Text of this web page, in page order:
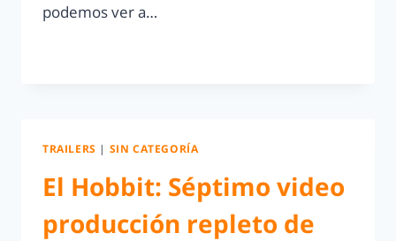
podemos ver a…
TRAILERS | SIN CATEGORÍA
El Hobbit: Séptimo video
producción repleto de